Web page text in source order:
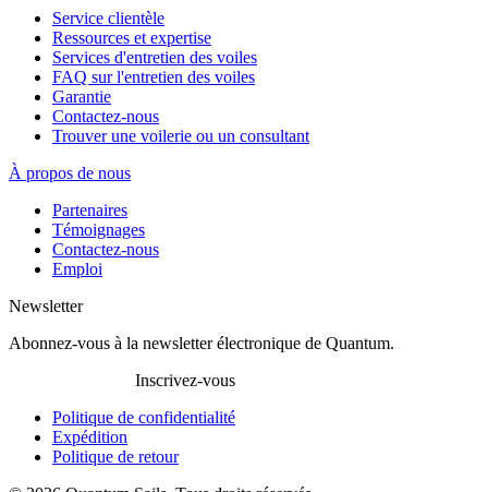
Service clientèle
Ressources et expertise
Services d'entretien des voiles
FAQ sur l'entretien des voiles
Garantie
Contactez-nous
Trouver une voilerie ou un consultant
À propos de nous
Partenaires
Témoignages
Contactez-nous
Emploi
Newsletter
Abonnez-vous à la newsletter électronique de Quantum.
Inscrivez-vous
Politique de confidentialité
Expédition
Politique de retour